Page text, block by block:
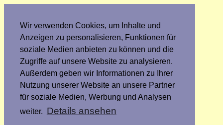
Wir verwenden Cookies, um Inhalte und
Anzeigen zu personalisieren, Funktionen für
soziale Medien anbieten zu können und die
Zugriffe auf unsere Website zu analysieren.
Außerdem geben wir Informationen zu Ihrer
Nutzung unserer Website an unsere Partner
für soziale Medien, Werbung und Analysen
weiter. Details ansehen